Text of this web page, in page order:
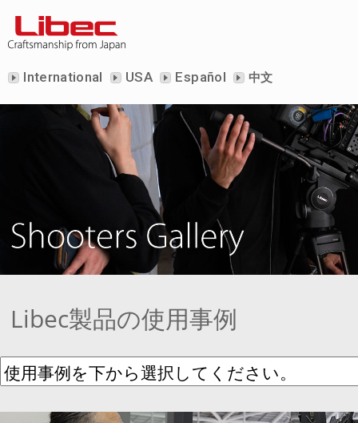
International USA Español 中文
Libec製品の使用事例